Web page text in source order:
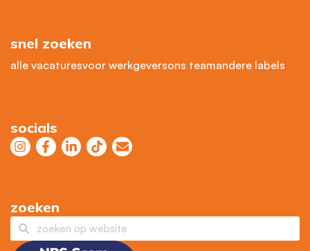
snel zoeken
alle vacaturesvoor werkgeversons teamandere labels
socials
zoeken